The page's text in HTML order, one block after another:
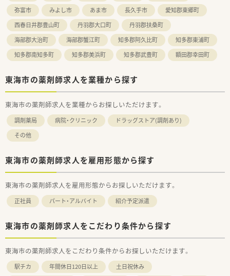
弥富市
みよし市 あま市 長久手市
愛知郡東郷町
西春日井郡豊山町
丹羽郡大口町
丹羽郡扶桑町
海部郡大治町
海部郡蟹江町 知多郡阿久比町
知多郡東浦町
知多郡南知多町
知多郡美浜町 知多郡武豊町 額田郡幸田町
東海市の薬剤師求人を業種から探す
東海市の薬剤師求人を業種からお探しいただけます。
調剤薬局 病院・クリニック
ドラッグストア(調剤あり)
その他
東海市の薬剤師求人を雇用形態から探す
東海市の薬剤師求人を雇用形態からお探しいただけます。
正社員 パート・アルバイト 紹介予定派遣
東海市の薬剤師求人をこだわり条件から探す
東海市の薬剤師求人をこだわり条件からお探しいただけます。
駅チカ 年間休日120日以上
土日祝休み